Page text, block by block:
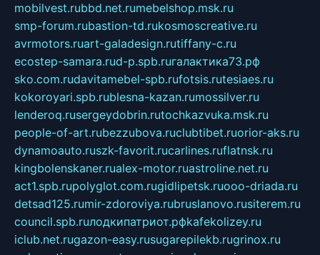
mobilvest.rubbd.net.rumebelshop.msk.ru
smp-forum.rubastion-td.rukosmoscreative.ru
avrmotors.ruart-galadesign.rutiffany-c.ru
ecostep-samara.rud-p.spb.ruгалактика73.рф
sko.com.rudavitamebel-spb.rufotsis.rutesiaes.ru
kokoroyari.spb.rublesna-kazan.rumossilver.ru
lenderoq.rusergeydobrin.rutochkazvuka.msk.ru
people-of-art.rubezzubova.ruclubtibet.ruorior-aks.ru
dynamoauto.ruszk-favorit.rucarlines.ruflatnsk.ru
kingbolenskaner.rualex-motor.ruastroline.net.ru
act1.spb.rupolyglot.com.rugidlipetsk.ruooo-driada.ru
detsad125.rumir-zdoroviya.rubruslanovo.rusiterem.ru
council.spb.ruлодкипатриот.рфkafekolizey.ru
iclub.net.rugazon-easy.rusugarepilekb.rugrinox.ru